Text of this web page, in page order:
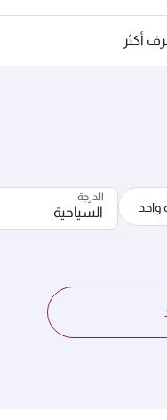
أكثر
واحد
الدرجة
السياحية